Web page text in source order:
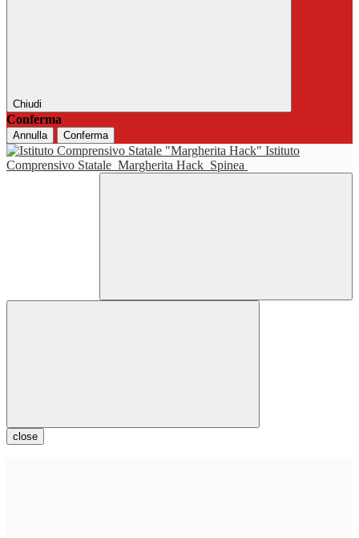
Chiudi
Conferma
Annulla Conferma
Istituto
Comprensivo Statale Margherita Hack Spinea
close